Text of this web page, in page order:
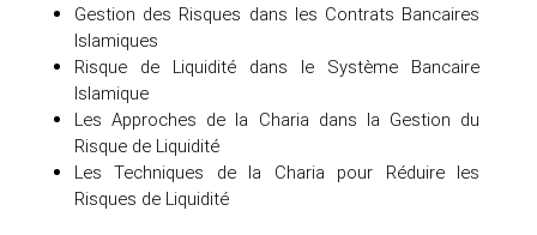
Gestion des Risques dans les Contrats Bancaires
Islamiques
Risque de Liquidité dans le Système Bancaire
Islamique
Les Approches de la Charia dans la Gestion du
Risque de Liquidité
Les Techniques de la Charia pour Réduire les
Risques de Liquidité